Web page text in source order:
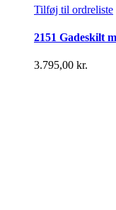
Tilføj til ordreliste
2151 Gadeskilt
3.795,00 kr.